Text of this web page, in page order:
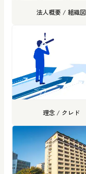
法人概要 / 組織図
理念 / クレド